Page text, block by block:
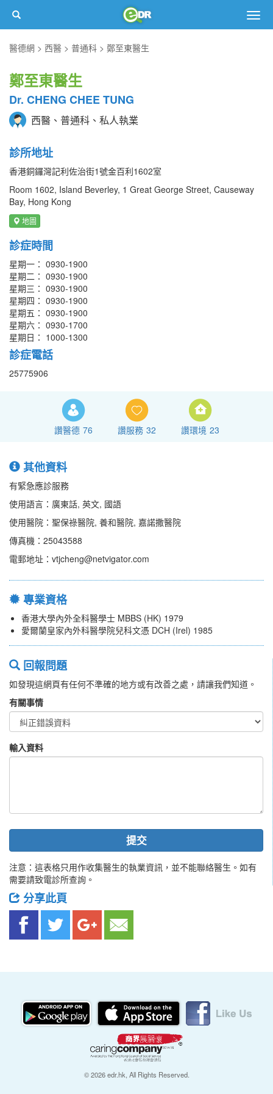
醫德網
西醫 普通科 鄭至東醫生
鄭至東醫生
Dr. CHENG CHEE TUNG
西醫、普通科、私人執業
診所地址
香港銅鑼灣記利佐治街1號金百利1602室
Room 1602, Island Beverley, 1 Great George Street, Causeway
Bay, Hong Kong
地圖
診症時間
星期一： 0930-1900
星期二： 0930-1900
星期三： 0930-1900
星期四： 0930-1900
星期五： 0930-1900
星期六： 0930-1700
星期日： 1000-1300
診症電話
25775906
讚醫德 76 讚服務 32 讚環境 23
其他資料
有緊急應診服務
使用語言：廣東話, 英文, 國語
使用醫院：聖保祿醫院, 養和醫院, 嘉諾撒醫院
傳真機：25043588
電郵地址：vtjcheng@netvigator.com
專業資格
香港大學內外全科醫學士 MBBS (HK) 1979
愛爾蘭皇家內外科醫學院兒科文憑 DCH (Irel) 1985
回報問題
如發現這網頁有任何不準確的地方或有改善之處，請讓我們知道。
有關事情
輸入資料
提交
注意：這表格只用作收集醫生的執業資訊，並不能聯絡醫生。如有
需要請致電診所查詢。
分享此頁
© 2026 edr.hk, All Rights Reserved.